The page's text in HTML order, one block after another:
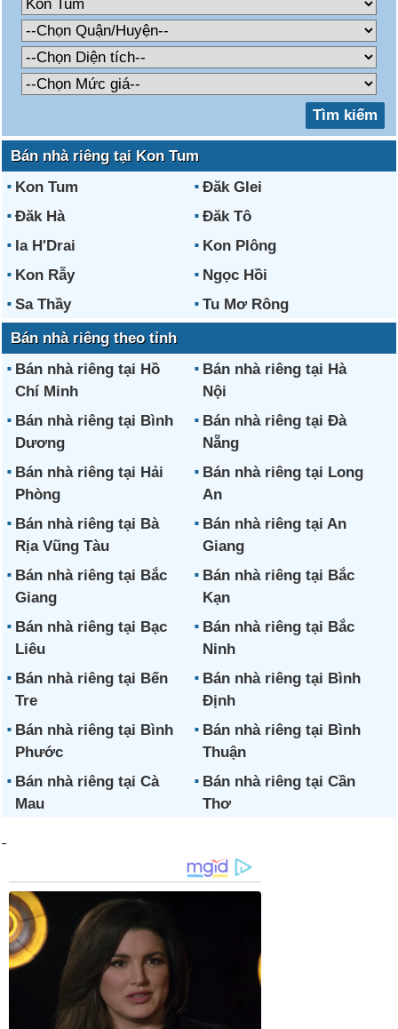
Bán nhà riêng tại Kon Tum
Kon Tum
Đăk Glei
Đăk Hà
Đăk Tô
Ia H'Drai
Kon Plông
Kon Rẫy
Ngọc Hồi
Sa Thầy
Tu Mơ Rông
Bán nhà riêng theo tỉnh
Bán nhà riêng tại Hồ
Chí Minh
Bán nhà riêng tại Hà
Nội
Bán nhà riêng tại Bình
Dương
Bán nhà riêng tại Đà
Nẵng
Bán nhà riêng tại Hải
Phòng
Bán nhà riêng tại Long
An
Bán nhà riêng tại Bà
Rịa Vũng Tàu
Bán nhà riêng tại An
Giang
Bán nhà riêng tại Bắc
Giang
Bán nhà riêng tại Bắc
Kạn
Bán nhà riêng tại Bạc
Liêu
Bán nhà riêng tại Bắc
Ninh
Bán nhà riêng tại Bến
Tre
Bán nhà riêng tại Bình
Định
Bán nhà riêng tại Bình
Phước
Bán nhà riêng tại Bình
Thuận
Bán nhà riêng tại Cà
Mau
Bán nhà riêng tại Cần
Thơ